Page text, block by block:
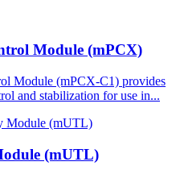
Module (mPCX)
Module (mPCX-C1) provides
and stabilization for use in...
(mUTL)